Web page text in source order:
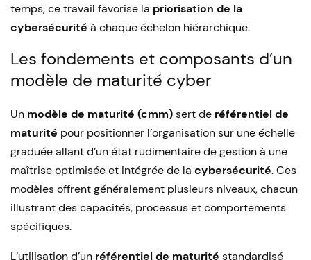
temps, ce travail favorise la priorisation de la
cybersécurité à chaque échelon hiérarchique.
Les fondements et composants d’un
modèle de maturité cyber
Un modèle de maturité (cmm)sert de référentiel de
maturité pour positionner l’organisation sur une échelle
graduée allant d’un état rudimentaire de gestion à une
maîtrise optimisée et intégrée de la cybersécurité. Ces
modèles offrent généralement plusieurs niveaux, chacun
illustrant des capacités, processus et comportements
spécifiques.
L’utilisation d’un référentiel de maturité standardisé